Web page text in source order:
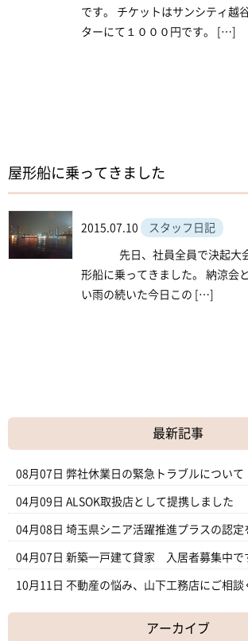
です。 チケットはサンシティ越
ターにて１０００円です。 […]
屋形船に乗ってきました
2015.07.10 スタッフ日記
先日、社員全員で決起大会
形船に乗ってきました。 納涼会
い雨の続いた今日この […]
最新記事
08月07日 弊社休業日の緊急トラブルについて
04月09日 ALSOK取扱店として提携しました
04月08日 埼玉県シニア活躍推進プラスの認定
04月07日 新築一戸建て貸家 入居者募集中で
10月11日 不動産の悩み、山下工務店にご相談
アーカイブ